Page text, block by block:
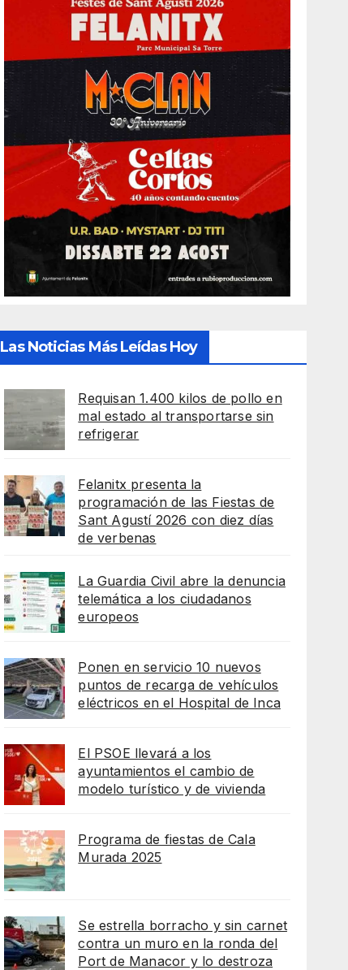
Las Noticias Más Leídas Hoy
Requisan 1.400 kilos de pollo en
mal estado al transportarse sin
refrigerar
Felanitx presenta la
programación de las Fiestas de
Sant Agustí 2026 con diez días
de verbenas
La Guardia Civil abre la denuncia
telemática a los ciudadanos
europeos
Ponen en servicio 10 nuevos
puntos de recarga de vehículos
eléctricos en el Hospital de Inca
El PSOE llevará a los
ayuntamientos el cambio de
modelo turístico y de vivienda
Programa de fiestas de Cala
Murada 2025
Se estrella borracho y sin carnet
contra un muro en la ronda del
Port de Manacor y lo destroza